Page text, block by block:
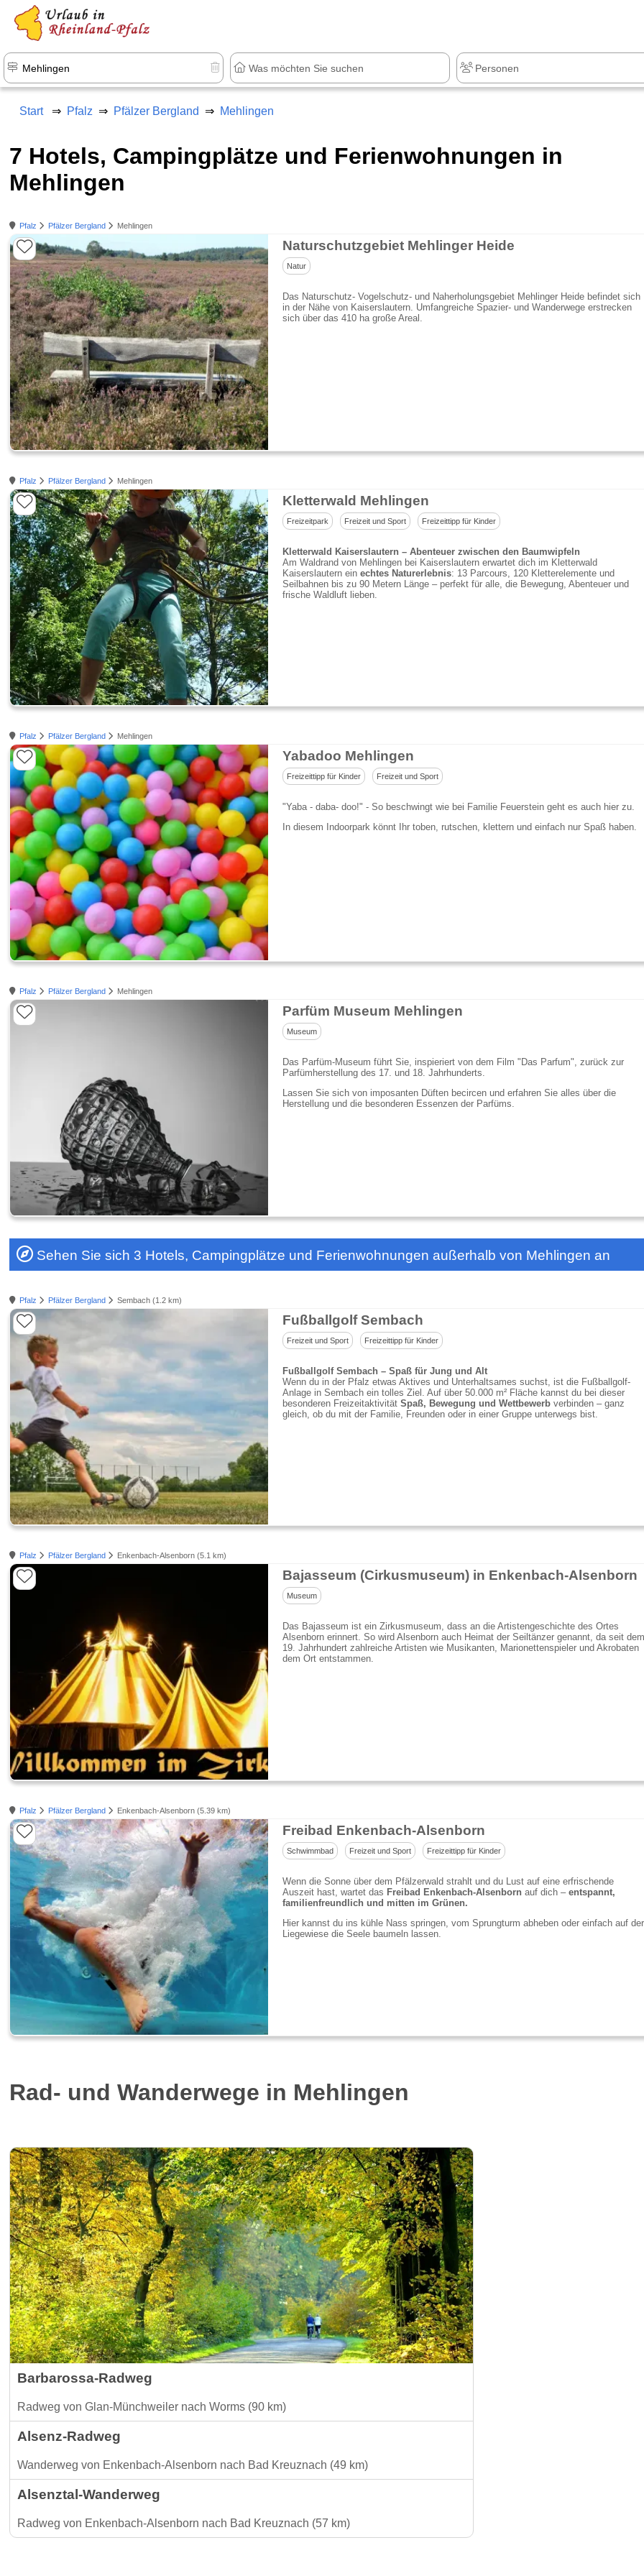
Start Pfalz Pfälzer Bergland Mehlingen
7 Hotels, Campingplätze und Ferienwohnungen in
Mehlingen
Pfalz Pfälzer Bergland Mehlingen
Naturschutzgebiet Mehlinger Heide
Natur
Das Naturschutz- Vogelschutz- und Naherholungsgebiet Mehlinger Heide befindet sich
in der Nähe von Kaiserslautern. Umfangreiche Spazier- und Wanderwege erstrecken
sich über das 410 ha große Areal.
Pfalz Pfälzer Bergland Mehlingen
Kletterwald Mehlingen
Freizeitpark Freizeit und Sport Freizeittipp für Kinder
Kletterwald Kaiserslautern – Abenteuer zwischen den Baumwipfeln
Am Waldrand von Mehlingen bei Kaiserslautern erwartet dich im Kletterwald
Kaiserslautern einechtes Naturerlebnis: 13 Parcours, 120 Kletterelemente und
Seilbahnen bis zu 90 Metern Länge – perfekt für alle, die Bewegung, Abenteuer und
frische Waldluft lieben.
Pfalz Pfälzer Bergland Mehlingen
Yabadoo Mehlingen
Freizeittipp für Kinder Freizeit und Sport
"Yaba - daba- doo!" - So beschwingt wie bei Familie Feuerstein geht es auch hier zu.
In diesem Indoorpark könnt Ihr toben, rutschen, klettern und einfach nur Spaß haben.
Pfalz Pfälzer Bergland Mehlingen
Parfüm Museum Mehlingen
Museum
Das Parfüm-Museum führt Sie, inspieriert von dem Film "Das Parfum", zurück zur
Parfümherstellung des 17. und 18. Jahrhunderts.
Lassen Sie sich von imposanten Düften becircen und erfahren Sie alles über die
Herstellung und die besonderen Essenzen der Parfüms.
Sehen Sie sich 3 Hotels, Campingplätze und Ferienwohnungen außerhalb von Mehlingen an
Pfalz Pfälzer Bergland Sembach (1.2 km)
Fußballgolf Sembach
Freizeit und Sport Freizeittipp für Kinder
Fußballgolf Sembach – Spaß für Jung und Alt
Wenn du in der Pfalz etwas Aktives und Unterhaltsames suchst, ist die Fußballgolf-
Anlage in Sembach ein tolles Ziel. Auf über 50.000 m² Fläche kannst du bei dieser
besonderen Freizeitaktivität Spaß, Bewegung und Wettbewerbverbinden – ganz
gleich, ob du mit der Familie, Freunden oder in einer Gruppe unterwegs bist.
Pfalz Pfälzer Bergland Enkenbach-Alsenborn (5.1 km)
Bajasseum (Cirkusmuseum) in Enkenbach-Alsenborn
Museum
Das Bajasseum ist ein Zirkusmuseum, dass an die Artistengeschichte des Ortes
Alsenborn erinnert. So wird Alsenborn auch Heimat der Seiltänzer genannt, da seit dem
19. Jahrhundert zahlreiche Artisten wie Musikanten, Marionettenspieler und Akrobaten
dem Ort entstammen.
Pfalz Pfälzer Bergland Enkenbach-Alsenborn (5.39 km)
Freibad Enkenbach-Alsenborn
Schwimmbad Freizeit und Sport Freizeittipp für Kinder
Wenn die Sonne über dem Pfälzerwald strahlt und du Lust auf eine erfrischende
Auszeit hast, wartet das Freibad Enkenbach-Alsenborn auf dich – entspannt,
familienfreundlich und mitten im Grünen.
Hier kannst du ins kühle Nass springen, vom Sprungturm abheben oder einfach auf der
Liegewiese die Seele baumeln lassen.
Rad- und Wanderwege in Mehlingen
Barbarossa-Radweg
Radweg von Glan-Münchweiler nach Worms (90 km)
Alsenz-Radweg
Wanderweg von Enkenbach-Alsenborn nach Bad Kreuznach (49 km)
Alsenztal-Wanderweg
Radweg von Enkenbach-Alsenborn nach Bad Kreuznach (57 km)